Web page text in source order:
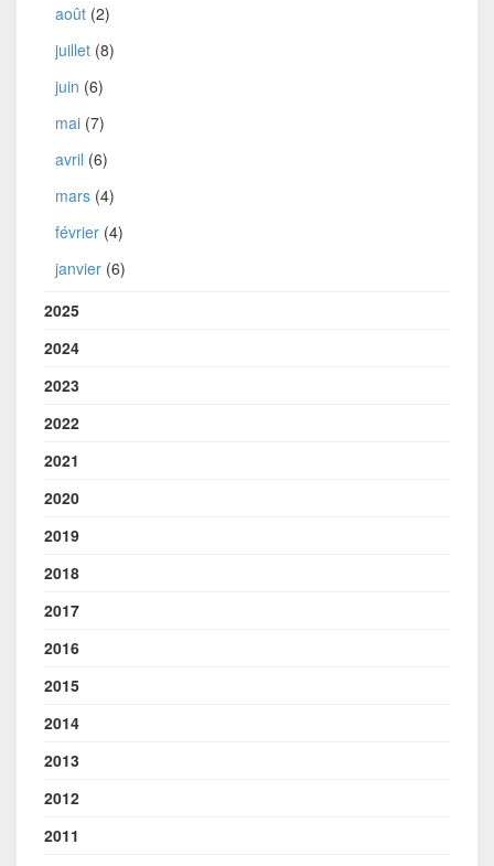
août (2)
juillet (8)
juin (6)
mai (7)
avril (6)
mars (4)
février (4)
janvier (6)
2025
2024
2023
2022
2021
2020
2019
2018
2017
2016
2015
2014
2013
2012
2011